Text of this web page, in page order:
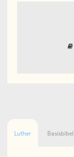
Luther Basisbibel